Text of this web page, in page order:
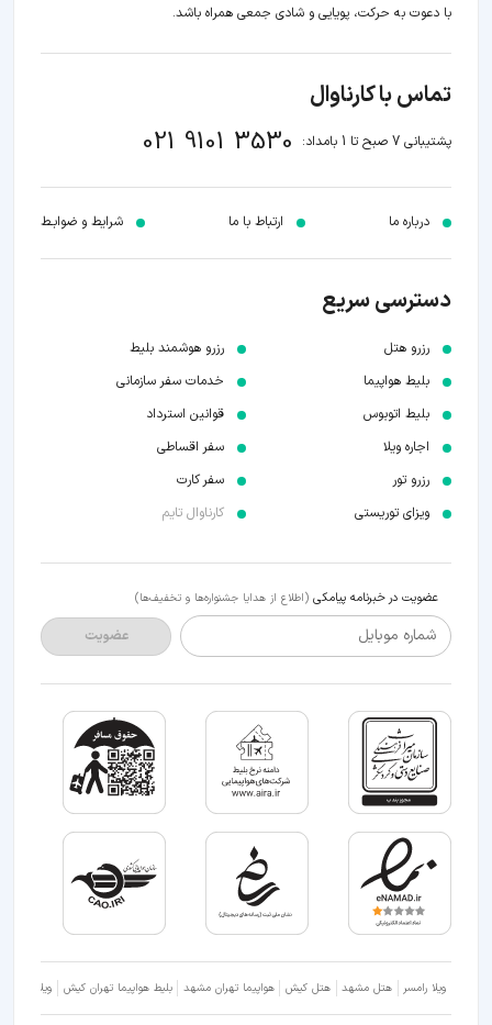
با دعوت به حرکت، پویایی و شادی جمعی همراه باشد.
تماس با کارناوال
پشتیبانی 7 صبح تا 1 بامداد: 021 9101 3530
درباره ما ارتباط با ما شرایط و ضوابـط
دسترسی سریع
رزرو هتل
بلیط هواپیما
بلیط اتوبوس
اجاره ویلا
رزرو تور
ویزای توریستی
رزرو هوشمند بلیط
خدمات سفر سازمانی
قوانین استرداد
سفر اقساطی
سفر کارت
کارناوال تایم
عضویت در خبرنامه پیامکی (اطلاع از هدایا جشنواره‌ها و تخفیف‌ها)
شماره موبایل عضویت
ویلا رامسر هتل مشهد هتل کیش هواپیما تهران مشهد بلیط هواپیما تهران کیش ویلا شمال